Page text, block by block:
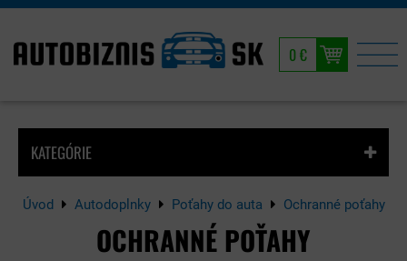
0 €
Úvod Autodoplnky Poťahy do auta Ochranné poťahy
OCHRANNÉ POŤAHY
KATEGÓRIE